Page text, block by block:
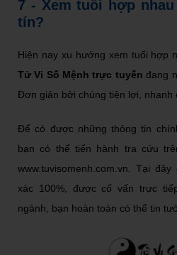
7 - Xem tuổi hợp
tín?
Hiện nay xu hướng xem tuổi hợp
Tử Vi Số Mệnh trực tuyến đang
Đơn giản bởi chúng tiện lợi, nhanh
Để có được những thông tin
bạn có thể tiến hành tra cứu
www.tuvisomenh.com.vn . Tại
xác 100%, được cố vấn trực
ngành, bạn hoàn toàn có thể tin